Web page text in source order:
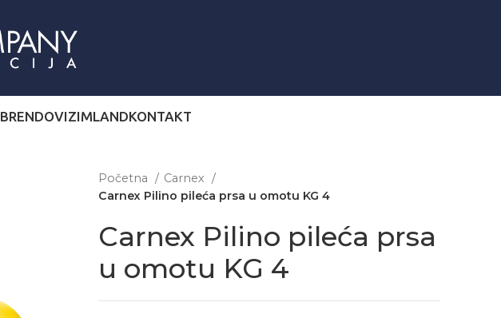
BRENDOVIZIMLANDKONTAKT
Početna
Carnex
Carnex Pilino pileća prsa u omotu KG 4
Carnex Pilino pileća prsa
u omotu KG 4